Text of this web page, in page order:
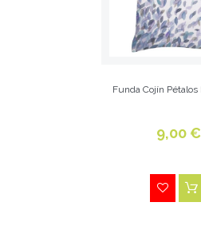
Funda Cojín
9,00 €